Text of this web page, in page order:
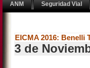
ANM Seguridad Vial
EICMA 2016: Benelli
3 de